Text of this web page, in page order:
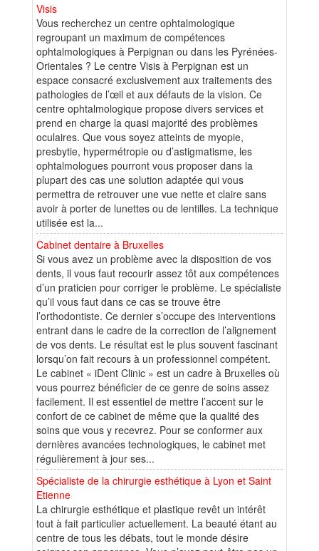
Visis
Vous recherchez un centre ophtalmologique
regroupant un maximum de compétences
ophtalmologiques à Perpignan ou dans les Pyrénées-
Orientales ? Le centre Visis à Perpignan est un
espace consacré exclusivement aux traitements des
pathologies de l’œil et aux défauts de la vision. Ce
centre ophtalmologique propose divers services et
prend en charge la quasi majorité des problèmes
oculaires. Que vous soyez atteints de myopie,
presbytie, hypermétropie ou d’astigmatisme, les
ophtalmologues pourront vous proposer dans la
plupart des cas une solution adaptée qui vous
permettra de retrouver une vue nette et claire sans
avoir à porter de lunettes ou de lentilles. La technique
utilisée est la...
Cabinet dentaire à Bruxelles
Si vous avez un problème avec la disposition de vos
dents, il vous faut recourir assez tôt aux compétences
d’un praticien pour corriger le problème. Le spécialiste
qu’il vous faut dans ce cas se trouve être
l’orthodontiste. Ce dernier s’occupe des interventions
entrant dans le cadre de la correction de l’alignement
de vos dents. Le résultat est le plus souvent fascinant
lorsqu’on fait recours à un professionnel compétent.
Le cabinet « iDent Clinic » est un cadre à Bruxelles où
vous pourrez bénéficier de ce genre de soins assez
facilement. Il est essentiel de mettre l’accent sur le
confort de ce cabinet de même que la qualité des
soins que vous y recevrez. Pour se conformer aux
dernières avancées technologiques, le cabinet met
régulièrement à jour ses...
Spécialiste de la chirurgie esthétique à Lyon et Saint
Etienne
La chirurgie esthétique et plastique revêt un intérêt
tout à fait particulier actuellement. La beauté étant au
centre de tous les débats, tout le monde désire